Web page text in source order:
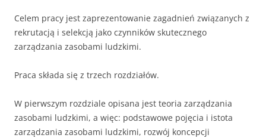
Celem pracy jest zaprezentowanie zagadnień związanych z
rekrutacją i selekcją jako czynników skutecznego
zarządzania zasobami ludzkimi.
Praca składa się z trzech rozdziałów.
W pierwszym rozdziale opisana jest teoria zarządzania
zasobami ludzkimi, a więc: podstawowe pojęcia i istota
zarządzania zasobami ludzkimi, rozwój koncepcji